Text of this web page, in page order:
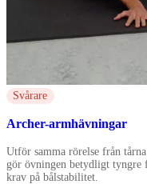
Svårare
Archer-armhävningar
Utför samma rörelse från
gör övningen betydligt tyngre
krav på bålstabilitet.